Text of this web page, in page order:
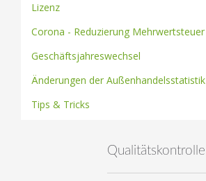
Lizenz
Corona - Reduzierung Mehrwertsteuer
Geschäftsjahreswechsel
Änderungen der Außenhandelsstatistik
Tips & Tricks
Qualitätskontrolle